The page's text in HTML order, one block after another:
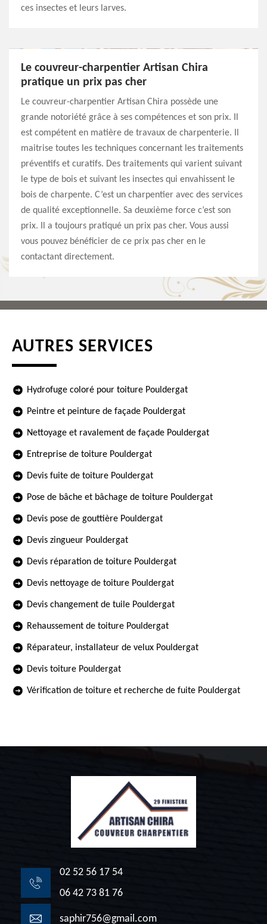
ces insectes et leurs larves.
Le couvreur-charpentier Artisan Chira
pratique un prix pas cher
Le couvreur-charpentier Artisan Chira possède une
grande notoriété grâce à ses compétences et son prix. Il
est compétent en matière de travaux de charpenterie. Il
maitrise toutes les techniques concernant les traitements
préventifs et curatifs. Des traitements qui varient suivant
le type de bois et suivant les insectes qui envahissent le
bois de charpente. C’est un charpentier avec des services
de qualité exceptionnelle. Sa deuxième force c’est son
prix. Il a toujours pratiqué un prix pas cher. Vous aussi
vous pouvez bénéficier de ce prix pas cher en le
contactant directement.
AUTRES SERVICES
Hydrofuge coloré pour toiture Pouldergat
Peintre et peinture de façade Pouldergat
Nettoyage et ravalement de façade Pouldergat
Entreprise de toiture Pouldergat
Devis fuite de toiture Pouldergat
Pose de bâche et bâchage de toiture Pouldergat
Devis pose de gouttière Pouldergat
Devis zingueur Pouldergat
Devis réparation de toiture Pouldergat
Devis nettoyage de toiture Pouldergat
Devis changement de tuile Pouldergat
Rehaussement de toiture Pouldergat
Réparateur, installateur de velux Pouldergat
Devis toiture Pouldergat
Vérification de toiture et recherche de fuite Pouldergat
02 52 56 17 54
06 42 73 81 76
saphir756@gmail.com